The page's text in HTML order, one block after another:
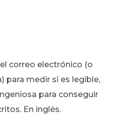
correo electrónico (o
para medir si es legible,
para conseguir
En inglés.